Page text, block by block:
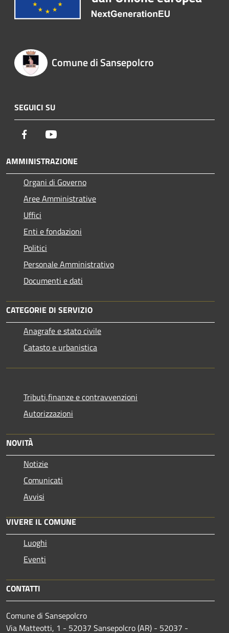
Comune di Sansepolcro
SEGUICI SU
Facebook
AMMINISTRAZIONE
Organi di Governo
Aree Amministrative
Uffici
Enti e fondazioni
Politici
Personale Amministrativo
Documenti e dati
CATEGORIE DI SERVIZIO
Anagrafe e stato civile
Catasto e urbanistica
Tributi,finanze e contravvenzioni
Autorizzazioni
NOVITÀ
Notizie
Comunicati
Avvisi
VIVERE IL COMUNE
Luoghi
Eventi
CONTATTI
Comune di Sansepolcro
Via Matteotti, 1 - 52037 Sansepolcro (AR) - 52037 -